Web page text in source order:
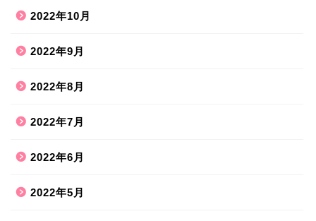
2022年10月
2022年9月
2022年8月
2022年7月
2022年6月
2022年5月